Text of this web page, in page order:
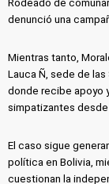
Rodeado de
denunció una
Mientras tanto,
Lauca Ñ, sede de
donde recibe apoyo
simpatizantes
El caso sigue
política en Bolivia,
cuestionan la